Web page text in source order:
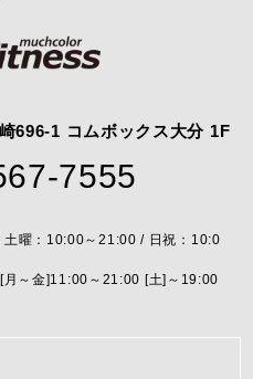
696-1 コムボックス大分 1F
7555
曜：10:00～21:00 / 日祝：10:0
月～金]11:00～21:00 [土]～19:00